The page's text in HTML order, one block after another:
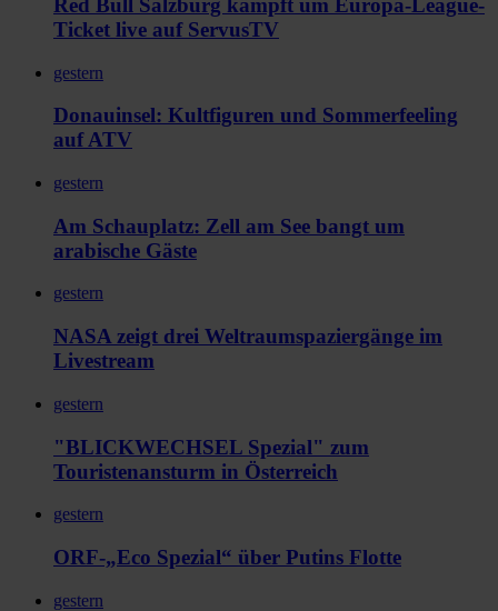
Red Bull Salzburg kämpft um Europa-League-
Ticket live auf ServusTV
gestern
Donauinsel: Kultfiguren und Sommerfeeling
auf ATV
gestern
Am Schauplatz: Zell am See bangt um
arabische Gäste
gestern
NASA zeigt drei Weltraumspaziergänge im
Livestream
gestern
"BLICKWECHSEL Spezial" zum
Touristenansturm in Österreich
gestern
ORF-„Eco Spezial“ über Putins Flotte
gestern